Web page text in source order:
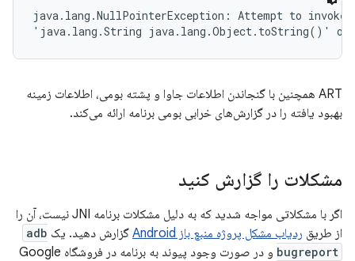
java.lang.NullPointerException: Attempt to invoke
'java.lang.String java.lang.Object.toString()' on
ART همچنین با گنجاندن اطلاعات جاوا و پشته بومی، اطلاعات زمینه
بهبود یافته را در گزارش‌های خرابی بومی برنامه ارائه می‌کند.
مشکلات را گزارش کنید
اگر با مشکلاتی مواجه شدید که به دلیل مشکلات برنامه JNI نیست، آن را
از طریق ردیاب مشکل پروژه منبع باز Android گزارش دهید. یک adb
bugreport
و در صورت وجود پیوند به برنامه در فروشگاه Google